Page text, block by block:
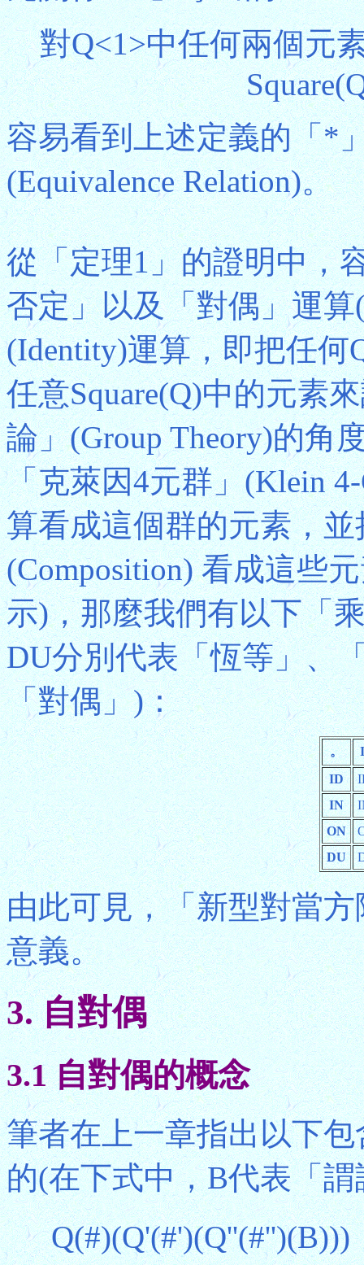
對Q<1>中任何兩個元
容易看到上述定義的「*
(Equivalence Relation)。
從「定理1」的證明中，
否定」以及「對偶」運
(Identity)運算，即把任何
任意Square(Q)中的元素
論」(Group Theory)的角
「克萊因4元群」(Klein
算看成這個群的元素，
(Composition) 看成這些
示)，那麼我們有以下「
DU分別代表「恆等」、
「對偶」)：
。
ID
IN
ON
DU
由此可見，「新型對當
意義。
3. 自對偶
3.1 自對偶的概念
筆者在上一章指出以下
的(在下式中，B代表「